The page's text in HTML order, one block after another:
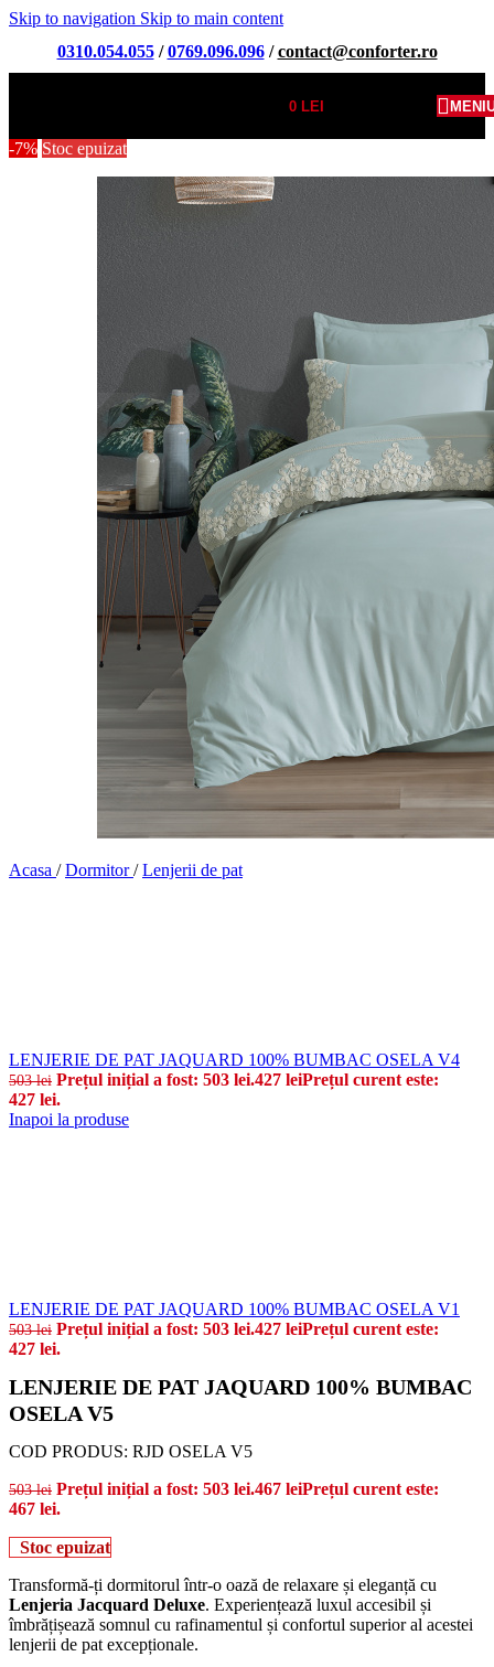
Skip to navigation Skip to main content
0310.054.055/0769.096.096/contact@conforter.ro
0LEI
-7% Stoc epuizat
Acasa / Dormitor/ Lenjerii de pat
LENJERIE DE PAT JAQUARD 100% BUMBAC OSELA V4
503lei Prețul inițial a fost: 503 lei.427 leiPrețul curent este:
427 lei.
Inapoi la produse
LENJERIE DE PAT JAQUARD 100% BUMBAC OSELA V1
503lei Prețul inițial a fost: 503 lei.427 leiPrețul curent este:
427 lei.
LENJERIE DE PAT JAQUARD 100% BUMBAC
OSELA V5
COD PRODUS: RJD OSELA V5
503lei Prețul inițial a fost: 503 lei.467 leiPrețul curent este:
467 lei.
Stoc epuizat
Transformă-ți dormitorul într-o oază de relaxare și eleganță cu
Lenjeria Jacquard Deluxe. Experiențează luxul accesibil și
îmbrățișează somnul cu rafinamentul și confortul superior al acestei
lenjerii de pat excepționale.